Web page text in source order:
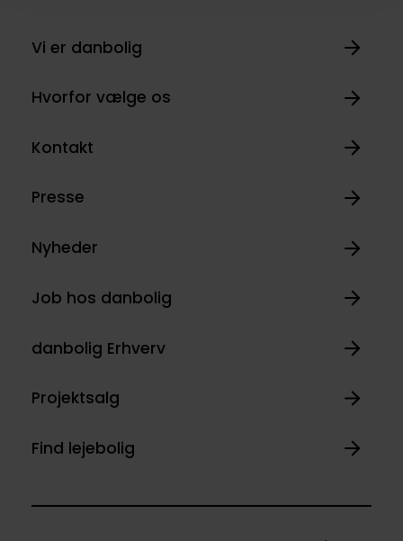
Vi er danbolig
Hvorfor vælge os
Kontakt
Presse
Nyheder
Job hos danbolig
danbolig Erhverv
Projektsalg
Find lejebolig